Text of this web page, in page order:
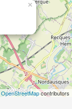
×
OpenStreetMapcontributors